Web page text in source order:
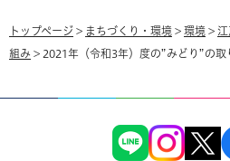
トップページ > まちづくり・環境 > 環境 >
組み > 2021年（令和3年）度の”みどり”の取